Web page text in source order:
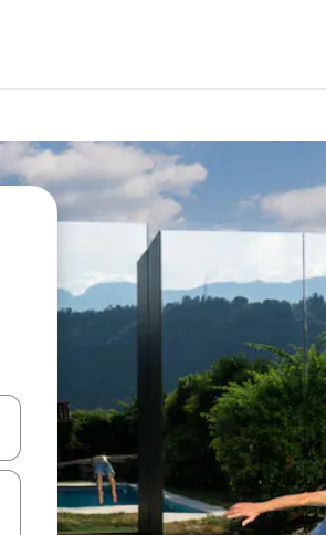
nach oben und unten oder